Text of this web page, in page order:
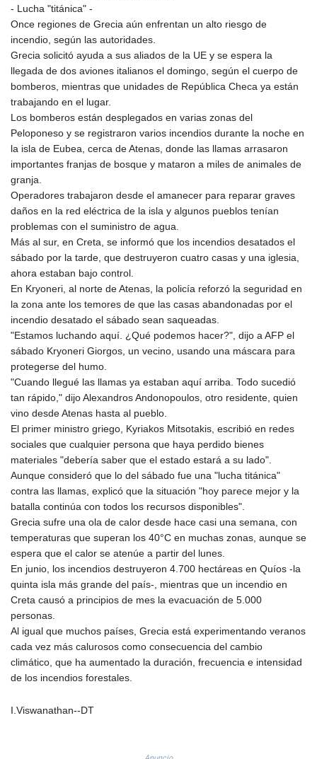
LTL 3.413768
LYD 7.358849
MAD 10.757887
MDL 20.102303
MGA 4982.944983
MKD 61.70777
MMK 2427.367709
MNT 4157.510076
MRU 46.349915
MUR 54.396619
MVR 17.862733
MWK 2008.207995
MXN 19.811776
MYR 4.728715
MZN 73.882892
NAD 18.78764
NGN 1577.963717
NIO 42.540713
NOK 10.99759
NPR 176.001898
OMR 0.442559
PAB 1.15598
PEN 3.913564
PGK 5.112721
PHP 70.183258
PKR 321.178758
PLN 4.299905
PYG 6873.802279
QAR 4.213541
RON 5.244583
RSD 117.953626
RUB 94.679224
RWF 1693.738704
SAR 4.370455
SBD 9.325039
SDG 694.263698
SEK 10.961095
SGD 1.477777
- Lucha "titánica" -
Once regiones de Grecia aún enfrentan un alto riesgo de
incendio, según las autoridades.
Grecia solicitó ayuda a sus aliados de la UE y se espera la
llegada de dos aviones italianos el domingo, según el cuerpo de
bomberos, mientras que unidades de República Checa ya están
trabajando en el lugar.
Los bomberos están desplegados en varias zonas del
Peloponeso y se registraron varios incendios durante la noche en
la isla de Eubea, cerca de Atenas, donde las llamas arrasaron
importantes franjas de bosque y mataron a miles de animales de
granja.
Operadores trabajaron desde el amanecer para reparar graves
daños en la red eléctrica de la isla y algunos pueblos tenían
problemas con el suministro de agua.
Más al sur, en Creta, se informó que los incendios desatados el
sábado por la tarde, que destruyeron cuatro casas y una iglesia,
ahora estaban bajo control.
En Kryoneri, al norte de Atenas, la policía reforzó la seguridad en
la zona ante los temores de que las casas abandonadas por el
incendio desatado el sábado sean saqueadas.
"Estamos luchando aquí. ¿Qué podemos hacer?", dijo a AFP el
sábado Kryoneri Giorgos, un vecino, usando una máscara para
protegerse del humo.
"Cuando llegué las llamas ya estaban aquí arriba. Todo sucedió
tan rápido," dijo Alexandros Andonopoulos, otro residente, quien
vino desde Atenas hasta al pueblo.
El primer ministro griego, Kyriakos Mitsotakis, escribió en redes
sociales que cualquier persona que haya perdido bienes
materiales "debería saber que el estado estará a su lado".
Aunque consideró que lo del sábado fue una "lucha titánica"
contra las llamas, explicó que la situación "hoy parece mejor y la
batalla continúa con todos los recursos disponibles".
Grecia sufre una ola de calor desde hace casi una semana, con
temperaturas que superan los 40°C en muchas zonas, aunque se
espera que el calor se atenúe a partir del lunes.
En junio, los incendios destruyeron 4.700 hectáreas en Quíos -la
quinta isla más grande del país-, mientras que un incendio en
Creta causó a principios de mes la evacuación de 5.000
personas.
Al igual que muchos países, Grecia está experimentando veranos
cada vez más calurosos como consecuencia del cambio
climático, que ha aumentado la duración, frecuencia e intensidad
de los incendios forestales.
I.Viswanathan--DT